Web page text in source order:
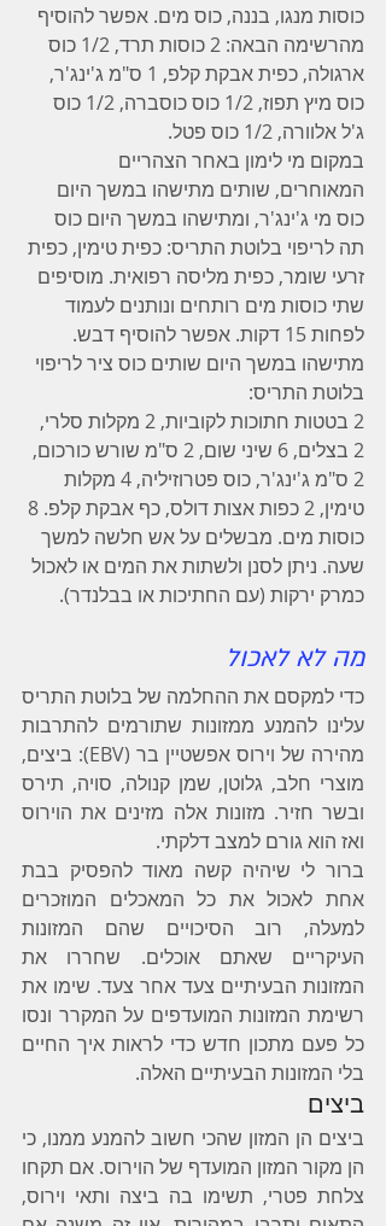
כוסות מנגו, בננה, כוס מים. אפשר להוסיף
מהרשימה הבאה: 2 כוסות תרד, 1/2 כוס
ארגולה, כפית אבקת קלפ, 1 ס"מ ג'ינג'ר,
כוס מיץ תפוז, 1/2 כוס כוסברה, 1/2 כוס
ג'ל אלוורה, 1/2 כוס פטל.
במקום מי לימון באחר הצהריים
המאוחרים, שותים מתישהו במשך היום
כוס מי ג'ינג'ר, ומתישהו במשך היום כוס
תה לריפוי בלוטת התריס: כפית טימין, כפית
זרעי שומר, כפית מליסה רפואית. מוסיפים
שתי כוסות מים רותחים ונותנים לעמוד
לפחות 15 דקות. אפשר להוסיף דבש.
מתישהו במשך היום שותים כוס ציר לריפוי
בלוטת התריס:
2 בטטות חתוכות לקוביות, 2 מקלות סלרי,
2 בצלים, 6 שיני שום, 2 ס"מ שורש כורכום,
2 ס"מ ג'ינג'ר, כוס פטרוזיליה, 4 מקלות
כוסות מים. מבשלים על אש חלשה למשך
שעה. ניתן לסנן ולשתות את המים או לאכול
כמרק ירקות (עם החתיכות או בבלנדר).
מה לא לאכול
ואז הוא גורם למצב דלקתי.
בלי המזונות הבעיתיים האלה.
ביצים